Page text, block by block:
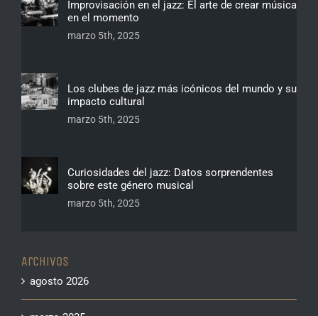
Improvisación en el jazz: El arte de crear música
en el momento
marzo 5th, 2025
Los clubes de jazz más icónicos del mundo y su
impacto cultural
marzo 5th, 2025
Curiosidades del jazz: Datos sorprendentes
sobre este género musical
marzo 5th, 2025
Archivos
agosto 2026